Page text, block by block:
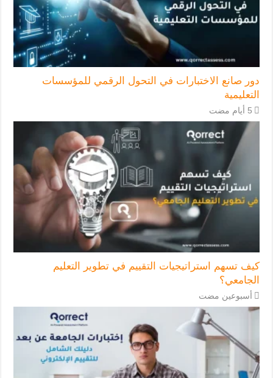
دور صانع الاختبارات في التحول الرقمي للمؤسسات
التعليمية
كيف تسهم استراتيجيات التقييم في تطوير التعليم
الجامعي؟
‏أسبوعين مضت